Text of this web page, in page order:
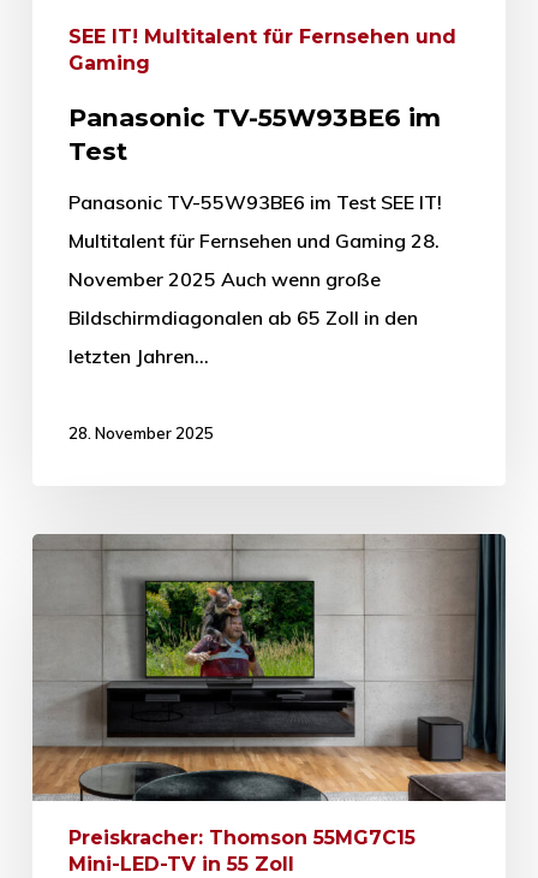
SEE IT! Multitalent für Fernsehen und
Gaming
Panasonic TV-55W93BE6 im
Test
Panasonic TV-55W93BE6 im Test SEE IT!
Multitalent für Fernsehen und Gaming 28.
November 2025 Auch wenn große
Bildschirmdiagonalen ab 65 Zoll in den
letzten Jahren…
28. November 2025
Preiskracher: Thomson 55MG7C15
Mini-LED-TV in 55 Zoll